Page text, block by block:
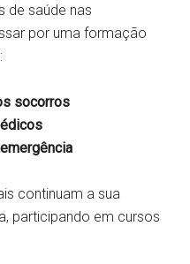
de saúde nas
por uma formação
socorros
continuam a sua
participando em cursos